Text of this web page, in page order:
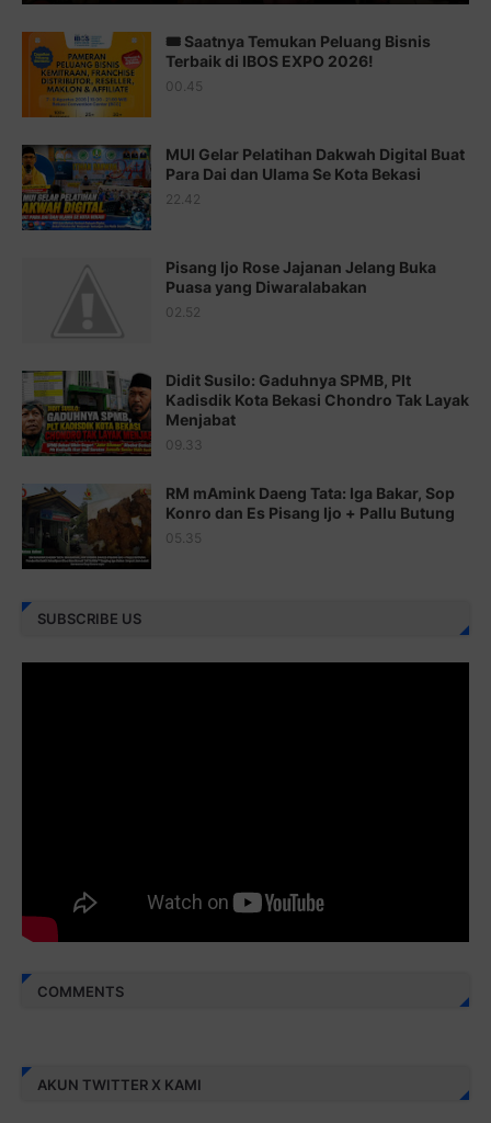
Juz 13 ⇨http://j.mp/2bFTiKQ
Juz 14 ⇨http://j.mp/2b8SUTA
Juz 15 ⇨http://j.mp/2bFRQIM
Juz 17 ⇨http://j.mp/2brHsFz
Juz 18 ⇨http://j.mp/2b8SCfc
http://j.mp/2bFSq95
http://j.mp/2brI1zc
Juz 22 ⇨http://j.mp/2bFRxNP
Juz 23 ⇨http://j.mp/2brItxm
Juz 25 ⇨http://j.mp/2brImlf
Juz 26 ⇨http://j.mp/2bFRHF2
🎟️ Saatnya Temukan Peluang Bisnis
Terbaik di IBOS EXPO 2026!
00.45
MUI Gelar Pelatihan Dakwah Digital Buat
Para Dai dan Ulama Se Kota Bekasi
22.42
Pisang Ijo Rose Jajanan Jelang Buka
Puasa yang Diwaralabakan
02.52
Didit Susilo: Gaduhnya SPMB, Plt
Kadisdik Kota Bekasi Chondro Tak Layak
Menjabat
09.33
RM mAmink Daeng Tata: Iga Bakar, Sop
Konro dan Es Pisang Ijo + Pallu Butung
05.35
SUBSCRIBE US
COMMENTS
AKUN TWITTER X KAMI